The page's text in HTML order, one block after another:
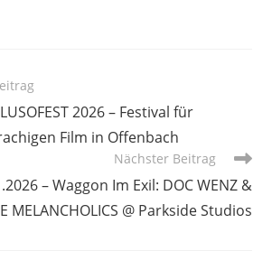
2026 – Festival für
Film in Offenbach
Nächster Beitrag
– Waggon Im Exil: DOC WENZ &
MELANCHOLICS @ Parkside Studios